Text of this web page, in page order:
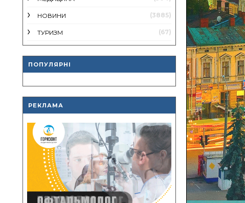
НОВИНИ (3885)
ТУРИЗМ (67)
ПОПУЛЯРНІ
РЕКЛАМА